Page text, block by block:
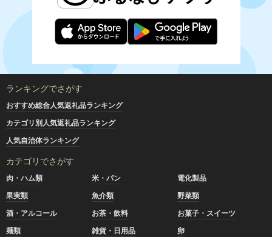
ランキングでさがす
おすすめ総合人気返礼品ランキング
カテゴリ別人気返礼品ランキング
人気自治体ランキング
カテゴリでさがす
肉・ハム類 米・パン
電化製品
果実類
魚介類
野菜類
酒・アルコール
お茶・飲料
お菓子・スイーツ
麺類
雑貨・日用品
卵